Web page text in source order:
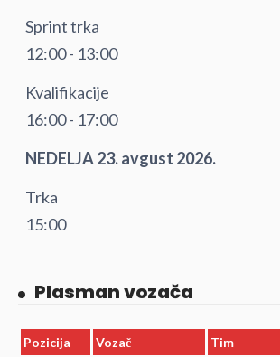
Sprint trka
12:00 - 13:00
Kvalifikacije
16:00 - 17:00
NEDELJA 23. avgust 2026.
Trka
15:00
Plasman vozača
Pozicija Vozač Tim